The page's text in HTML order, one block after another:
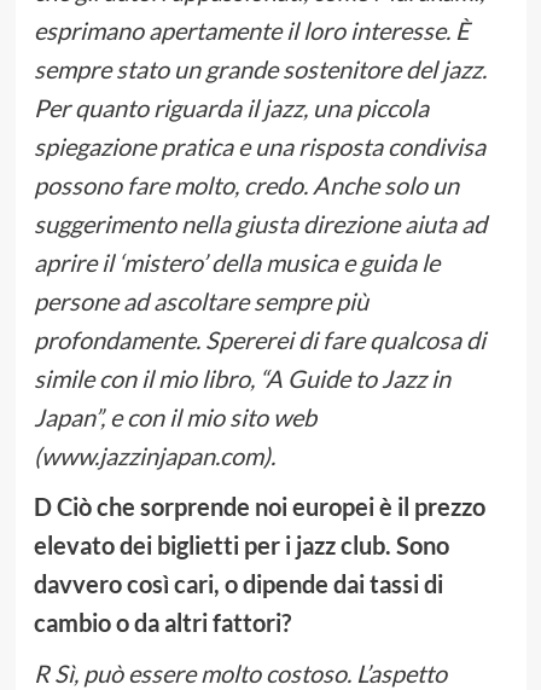
esprimano apertamente il loro interesse. È
sempre stato un grande sostenitore del jazz.
Per quanto riguarda il jazz, una piccola
spiegazione pratica e una risposta condivisa
possono fare molto, credo. Anche solo un
suggerimento nella giusta direzione aiuta ad
aprire il ‘mistero’ della musica e guida le
persone ad ascoltare sempre più
profondamente. Spererei di fare qualcosa di
simile con il mio libro, “A Guide to Jazz in
Japan”, e con il mio sito web
(www.jazzinjapan.com).
D Ciò che sorprende noi europei è il prezzo
elevato dei biglietti per i jazz club. Sono
davvero così cari, o dipende dai tassi di
cambio o da altri fattori?
R Sì, può essere molto costoso. L’aspetto